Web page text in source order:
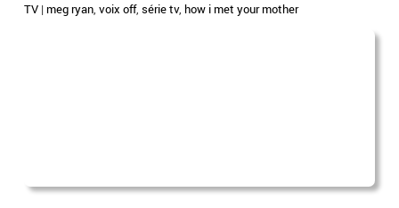
TV |meg ryan,voix off,série tv,how i met your mother